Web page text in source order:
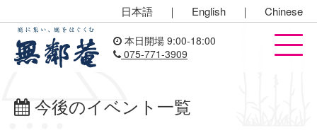
日本語 ｜ English ｜ Chinese
本日開場 9:00-18:00
075-771-3909
今後のイベント一覧